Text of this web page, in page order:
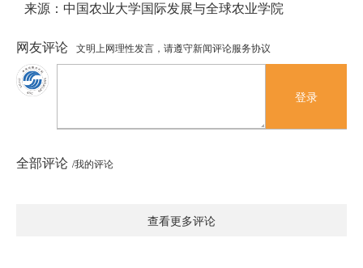
来源：中国农业大学国际发展与全球农业学院
网友评论 文明上网理性发言，请遵守新闻评论服务协议
登录
全部评论 /我的评论
查看更多评论